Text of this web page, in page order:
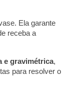
Ela garante
receba a
e gravimétrica,
para resolver o